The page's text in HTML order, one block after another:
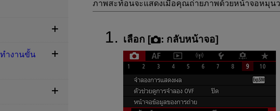
ภาพสะท้อนจะแสดงเมื่อคุณถ่ายภาพด้วยหน้าจอหมุน
เลือก [ : กลับหน้าจอ]
ำงานขั้น